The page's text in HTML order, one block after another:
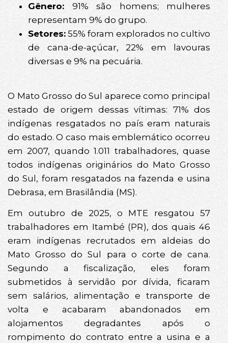
Gênero: 91% são homens; mulheres
representam 9% do grupo.
Setores: 55% foram explorados no cultivo
de cana-de-açúcar, 22% em lavouras
diversas e 9% na pecuária.
O Mato Grosso do Sul aparece como principal
estado de origem dessas vítimas: 71% dos
indígenas resgatados no país eram naturais
do estado. O caso mais emblemático ocorreu
em 2007, quando 1.011 trabalhadores, quase
todos indígenas originários do Mato Grosso
do Sul, foram resgatados na fazenda e usina
Debrasa, em Brasilândia (MS).
Em outubro de 2025, o MTE resgatou 57
trabalhadores em Itambé (PR), dos quais 46
eram indígenas recrutados em aldeias do
Mato Grosso do Sul para o corte de cana.
Segundo a fiscalização, eles foram
submetidos à servidão por dívida, ficaram
sem salários, alimentação e transporte de
volta e acabaram abandonados em
alojamentos degradantes após o
rompimento do contrato entre a usina e a